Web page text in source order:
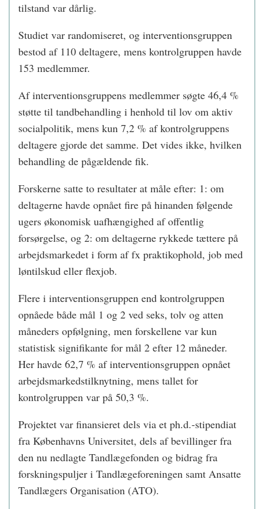
tilstand var dårlig.
Studiet var randomiseret, og interventionsgruppen
bestod af 110 deltagere, mens kontrolgruppen havde
153 medlemmer.
Af interventionsgruppens medlemmer søgte 46,4 %
støtte til tandbehandling i henhold til lov om aktiv
socialpolitik, mens kun 7,2 % af kontrolgruppens
deltagere gjorde det samme. Det vides ikke, hvilken
behandling de pågældende fik.
Forskerne satte to resultater at måle efter: 1: om
deltagerne havde opnået fire på hinanden følgende
ugers økonomisk uafhængighed af offentlig
forsørgelse, og 2: om deltagerne rykkede tættere på
arbejdsmarkedet i form af fx praktikophold, job med
løntilskud eller flexjob.
Flere i interventionsgruppen end kontrolgruppen
opnåede både mål 1 og 2 ved seks, tolv og atten
måneders opfølgning, men forskellene var kun
statistisk signifikante for mål 2 efter 12 måneder.
Her havde 62,7 % af interventionsgruppen opnået
arbejdsmarkedstilknytning, mens tallet for
kontrolgruppen var på 50,3 %.
Projektet var finansieret dels via et ph.d.-­stipendiat
fra Københavns Universitet, dels af bevillinger fra
den nu nedlagte Tandlægefonden og bidrag fra
forskningspuljer i Tandlægeforeningen samt Ansatte
Tandlægers Organisation (ATO).